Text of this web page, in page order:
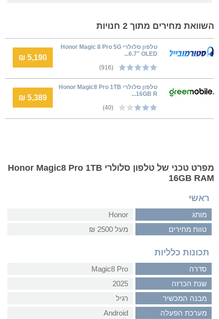
השוואת מחירים מתוך 2 חנויות
טלפון סלולרי Honor Magic 8 Pro 5G
6.7" OLED...
(916)
5,190 ₪
טלפון סלולרי Honor Magic8 Pro 1TB
16GB R...
(40)
5,389 ₪
מפרט טכני של טלפון סלולרי Honor Magic8 Pro 1TB
16GB RAM
ראשי
מותג
Honor
טווח מחירים
מעל 2500 ₪
תכונות כלליות
סדרה
Magic8 Pro
שנת הכרזה
2025
מבנה המכשיר
רגיל
מערכת הפעלה
Android